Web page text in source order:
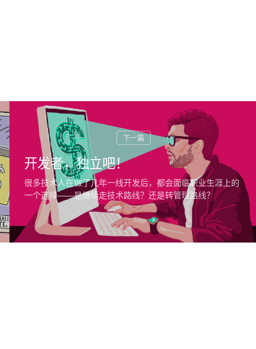
开发者，独立吧！
很多技术人在做了几年一线开发后，都会面临职业生涯上的
一个选择——是继续走技术路线？还是转管理路线？